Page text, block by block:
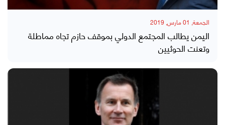
الجمعة, 01 مارس, 2019
اليمن يطالب المجتمع الدولي بموقف حازم تجاه مماطلة
وتعنت الحوثيين